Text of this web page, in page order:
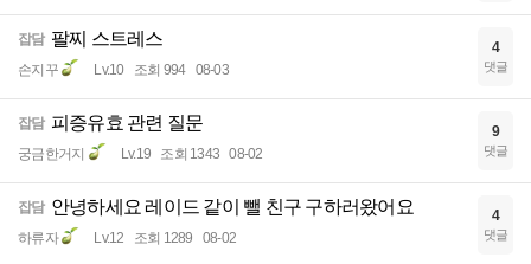
잡담 팔찌 스트레스
손지꾸 Lv.10 조회 994 08-03
4
댓글
잡담 피증유효 관련 질문
궁금한거지 Lv.19 조회 1343 08-02
9
댓글
잡담 안녕하세요 레이드 같이 뺄 친구 구하러왔어요
하류자 Lv.12 조회 1289 08-02
4
댓글